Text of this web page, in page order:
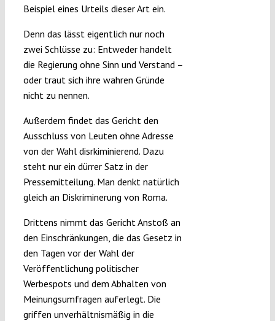
Beispiel eines Urteils dieser Art ein.
Denn das lässt eigentlich nur noch
zwei Schlüsse zu: Entweder handelt
die Regierung ohne Sinn und Verstand –
oder traut sich ihre wahren Gründe
nicht zu nennen.
Außerdem findet das Gericht den
Ausschluss von Leuten ohne Adresse
von der Wahl disrkiminierend. Dazu
steht nur ein dürrer Satz in der
Pressemitteilung. Man denkt natürlich
gleich an Diskriminerung von Roma.
Drittens nimmt das Gericht Anstoß an
den Einschränkungen, die das Gesetz in
den Tagen vor der Wahl der
Veröffentlichung politischer
Werbespots und dem Abhalten von
Meinungsumfragen auferlegt. Die
griffen unverhältnismäßig in die